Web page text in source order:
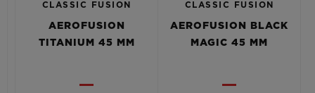
CLASSIC FUSION
AEROFUSION
TITANIUM 45 MM
CLASSIC FUSION
AEROFUSION BLACK
MAGIC 45 MM